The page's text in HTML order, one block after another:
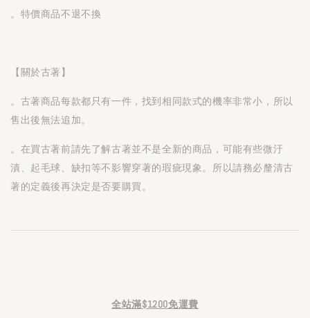
。特價商品不退不換
【關於古著】
。古著商品每款都只有一件，找到相同款式的機率非常小，所以
售出後無法追加。
。在買古著前請先了解古著並不是全新的商品，可能有些微汙
漬、起毛球、缺扣等不影響穿著的瑕疵現象。所以請務必釐清古
著的定義後再決定是否要購買。
全站滿$1200免運費